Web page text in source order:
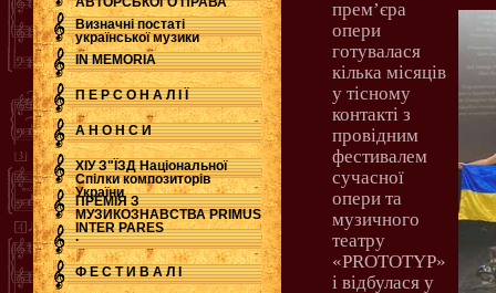
Визначні постаті
української музики
IN MEMORIA
П Е Р С О Н А Л І Ї
А Н О Н С И
ХІУ З"ЇЗД Національної
Спілки композиторів
України
ПРЕМІЯ З
МУЗИКОЗНАВСТВА PRIMUS
INTER PARES
.
Ф Е С Т И В А Л І
прем’єра
опери
готувалася
кілька місяців
у тісному
контакті з
провідним
фестивалем
сучасної
опери та
музичного
театру
«PROTOTYP»
і відбулася у